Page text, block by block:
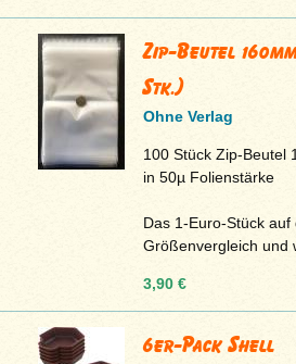
Zip-Beutel
Stk.)
Ohne Verlag
100 Stück Zip-Beutel
in 50µ Folienstärke
Das 1-Euro-Stück
Größenvergleich und
3,90 €
6er-Pack Shell